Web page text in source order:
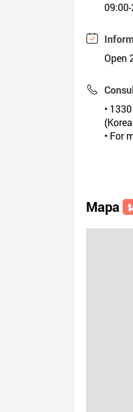
Open
•
• For
Mapa